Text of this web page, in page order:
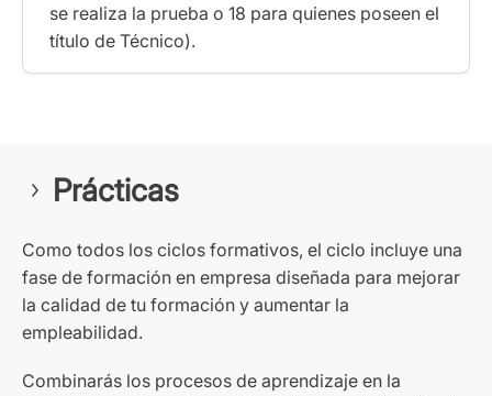
se realiza la prueba o 18 para quienes poseen el
título de Técnico).
Prácticas
Como todos los ciclos formativos, el ciclo incluye una
fase de formación en empresa diseñada para mejorar
la calidad de tu formación y aumentar la
empleabilidad.
Combinarás los procesos de aprendizaje en la